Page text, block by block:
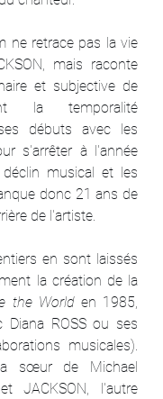
ne retrace pas la vie
mais raconte
et subjective de
la temporalité
débuts avec les
s'arrêter à l'année
musical et les
donc 21 ans de
de l'artiste.
en sont laissés
la création de la
the World en 1985,
Diana ROSS ou ses
musicales).
sœur de Michael
JACKSON, l'autre